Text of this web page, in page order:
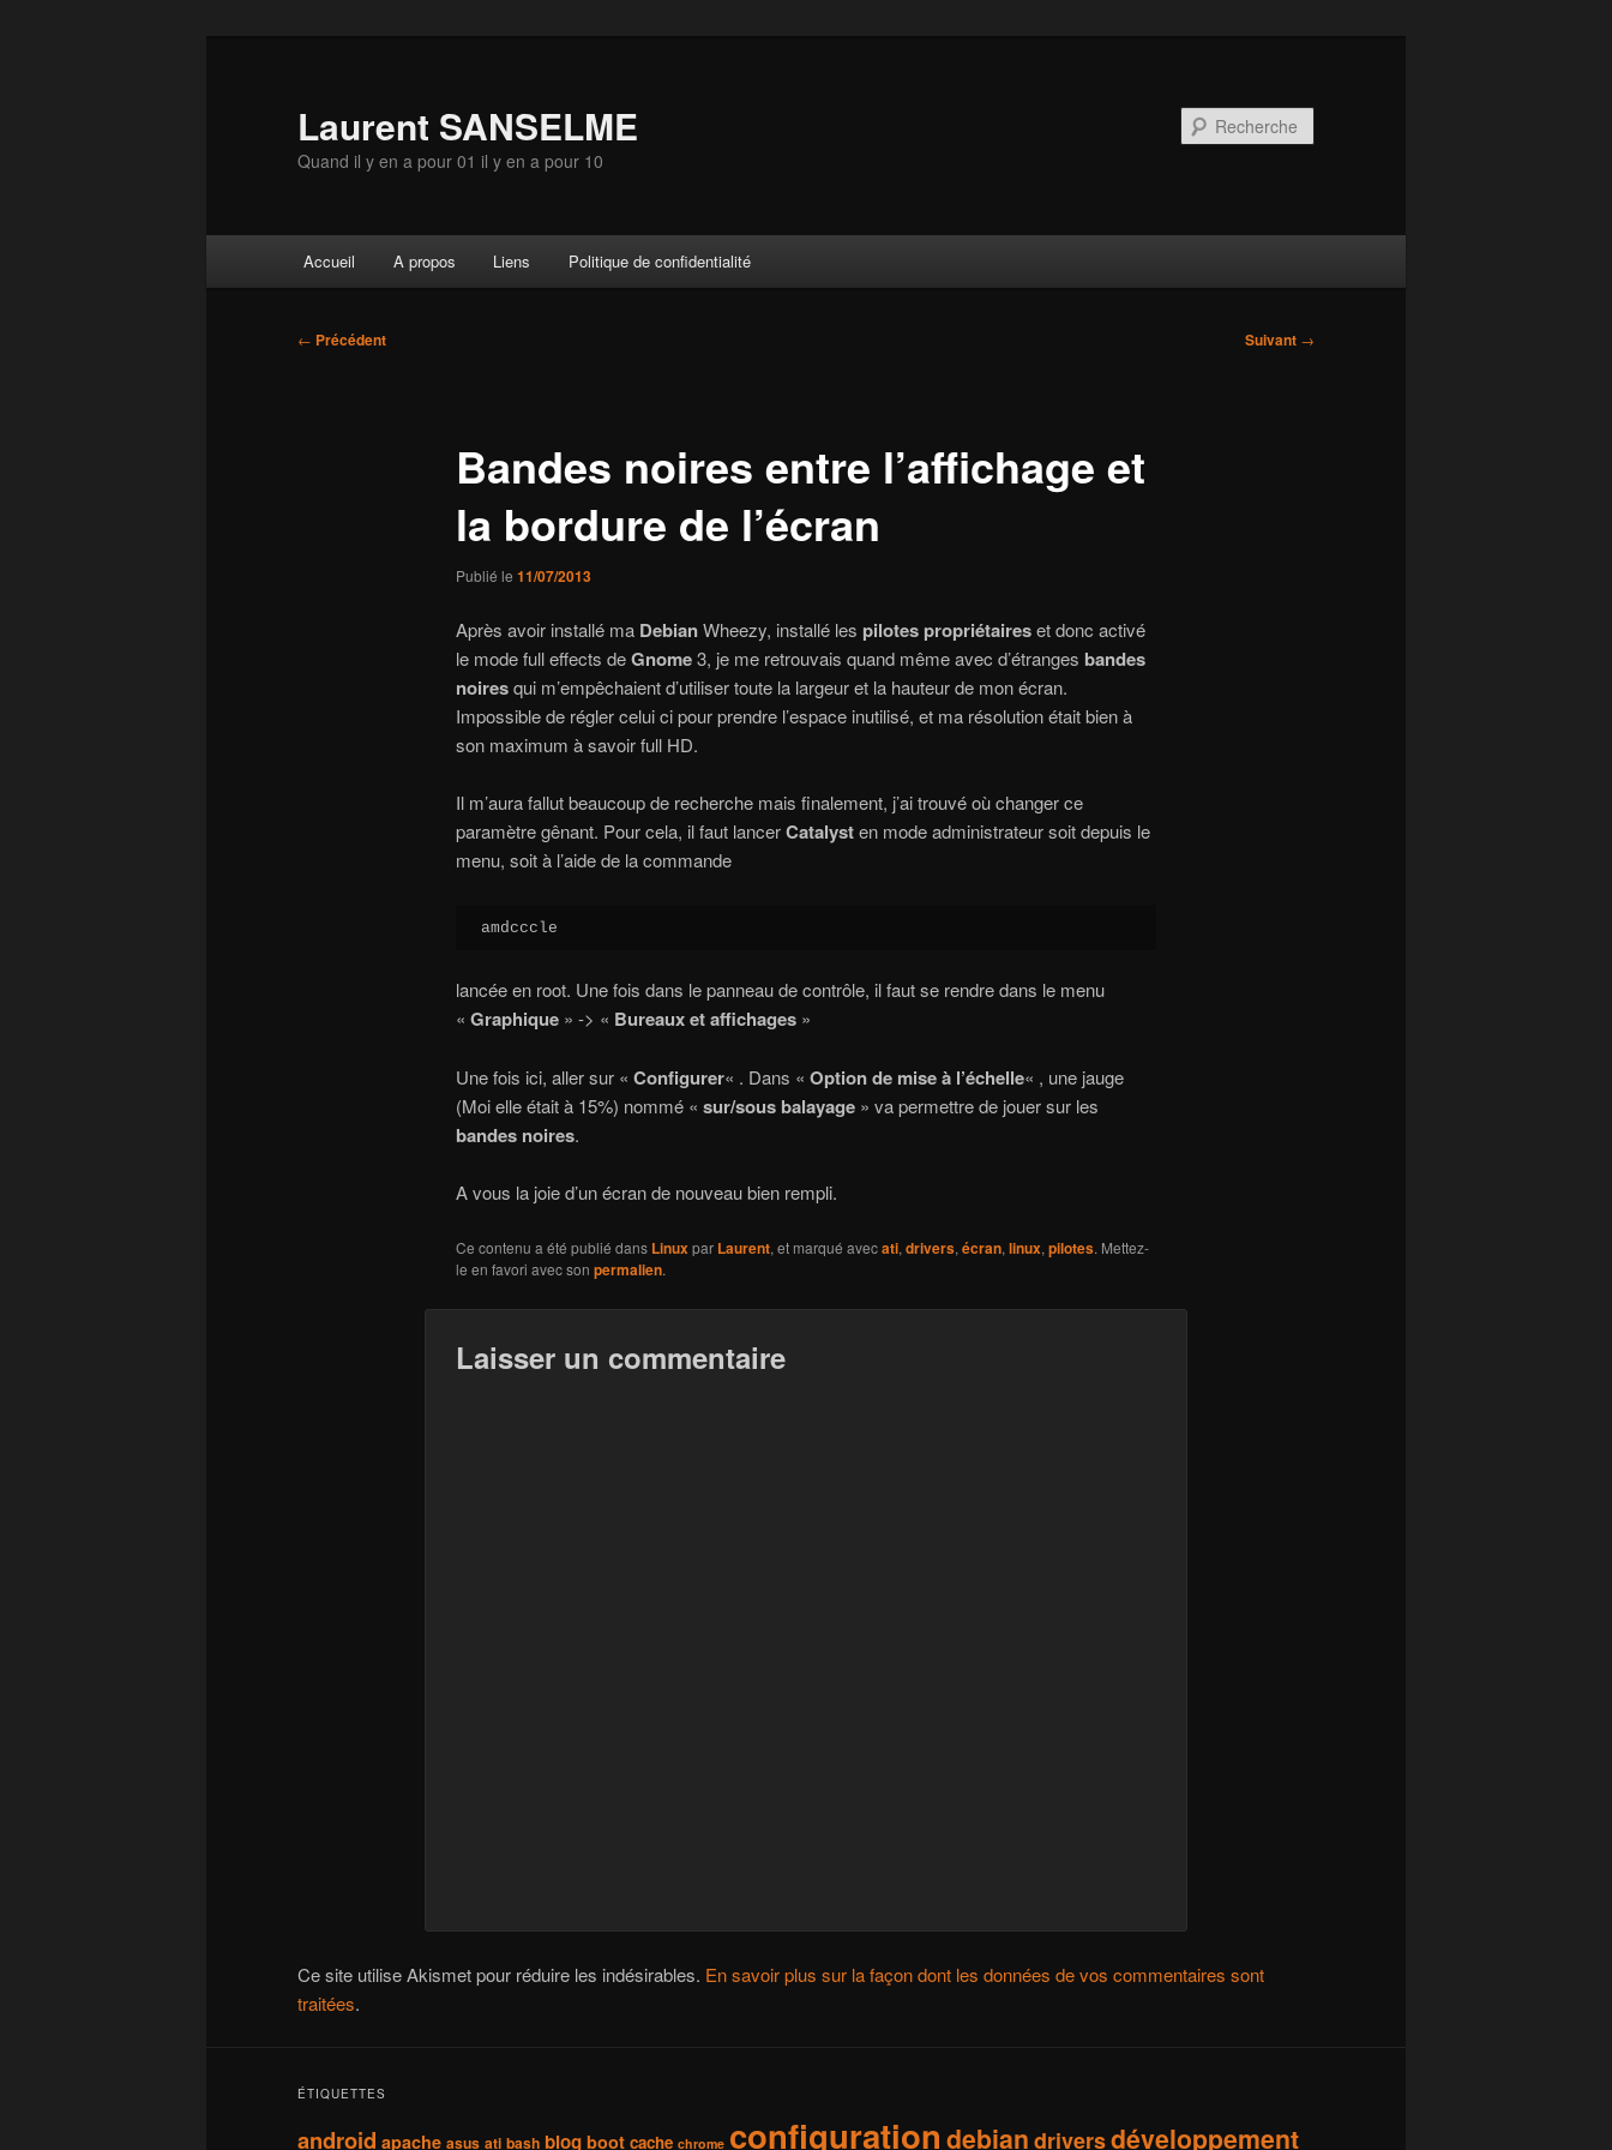
Laurent SANSELME
Quand il y en a pour 01 il y en a pour 10
Accueil A propos Liens Politique de confidentialité
Navigation
← Précédent Suivant →
Bandes noires entre l’affichage et
la bordure de l’écran
Publié le 11/07/2013
Après avoir installé ma DebianWheezy, installé les pilotes propriétaireset donc activé
le mode full effects deGnome3, je me retrouvais quand même avec d’étranges bandes
noiresqui m’empêchaient d’utiliser toute la largeur et la hauteur de mon écran.
Impossible de régler celui ci pour prendre l’espace inutilisé, et ma résolution était bien à
son maximum à savoir full HD.
Il m’aura fallut beaucoup de recherche mais finalement, j’ai trouvé où changer ce
paramètre gênant. Pour cela, il faut lancerCatalysten mode administrateur soit depuis le
menu, soit à l’aide de la commande
amdcccle
lancée en root. Une fois dans le panneau de contrôle, il faut se rendre dans le menu
« Graphique» -> « Bureaux et affichages»
Une fois ici, aller sur « Configurer« . Dans « Option de mise à l’échelle« , une jauge
(Moi elle était à 15%) nommé « sur/sous balayage» va permettre de jouer sur les
bandes noires.
A vous la joie d’un écran de nouveau bien rempli.
Ce contenu a été publié dans Linux par Laurent, et marqué avecati, drivers, écran, linux, pilotes. Mettez-
le en favori avec son permalien.
Laisser un commentaire
Ce site utilise Akismet pour réduire les indésirables. En savoir plus sur la façon dont les données de vos commentaires sont
traitées.
ÉTIQUETTES
android apache asus ati bash blog boot cache chrome configurationdebiandriversdéveloppement